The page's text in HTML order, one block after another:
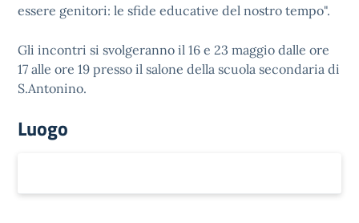
essere genitori: le sfide educative del nostro tempo".
Gli incontri si svolgeranno il 16 e 23 maggio dalle ore
17 alle ore 19 presso il salone della scuola secondaria di
S.Antonino.
Luogo